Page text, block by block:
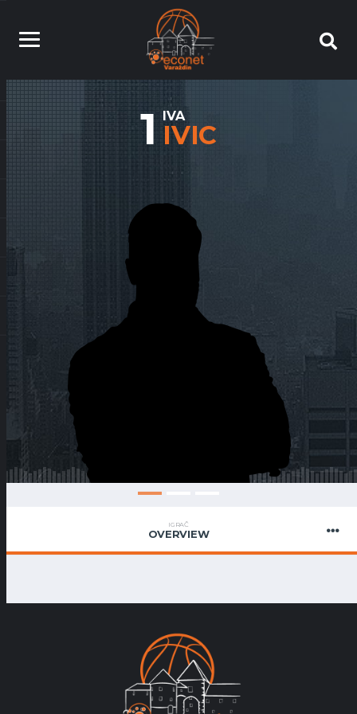
1 IVA
IVIC
IGRAČ
OVERVIEW